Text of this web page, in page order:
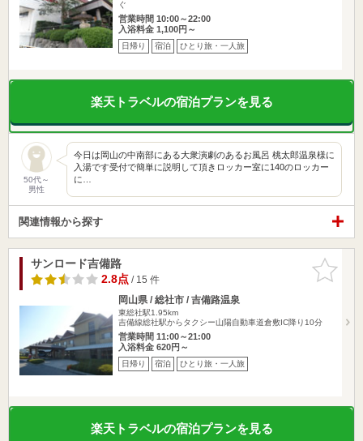
ぐ
営業時間 10:00～22:00
入浴料金 1,100円～
日帰り 宿泊 ひとり旅・一人旅
楽天トラベルの宿泊プランを見る
50代～
男性
今日は岡山の中南部にある大衆演劇のあるお風呂 桃太郎温泉様に
入湯です受付で簡単に説明して頂きロッカー室に140のロッカー
に…
関連情報から探す
お気に入
りに追加
サンロード吉備路
2.8点/ 15 件
岡山県 / 総社市 / 吉備路温泉
東総社駅1.95km
吉備線総社駅からタクシー山陽自動車道倉敷IC降り10分
営業時間 11:00～21:00
入浴料金 620円～
日帰り 宿泊 ひとり旅・一人旅
楽天トラベルの宿泊プランを見る